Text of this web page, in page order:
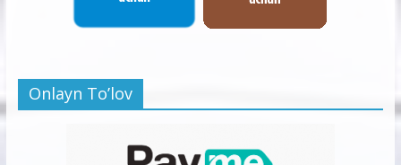
Onlayn To’lov